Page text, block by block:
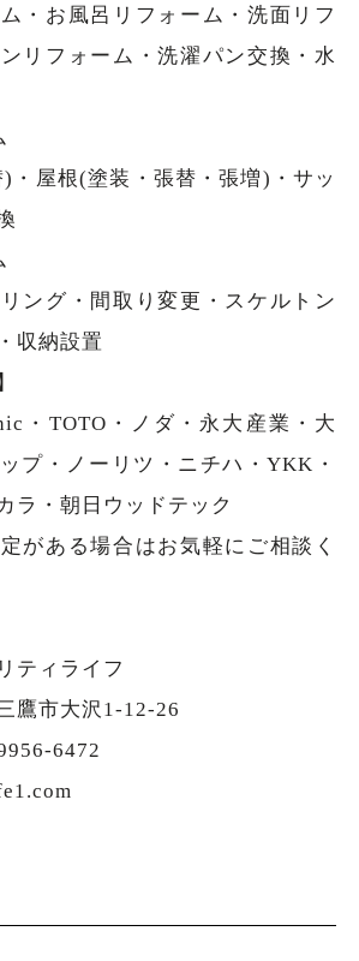
・お風呂リフォーム・洗面リフ
リフォーム・洗濯パン交換・水
・屋根(塗装・張替・張増)・サッ
ング・間取り変更・スケルトン
収納設置
・TOTO・ノダ・永大産業・大
プ・ノーリツ・ニチハ・YKK・
ラ・朝日ウッドテック
がある場合はお気軽にご相談く
ティライフ
鷹市大沢1-12-26
6472